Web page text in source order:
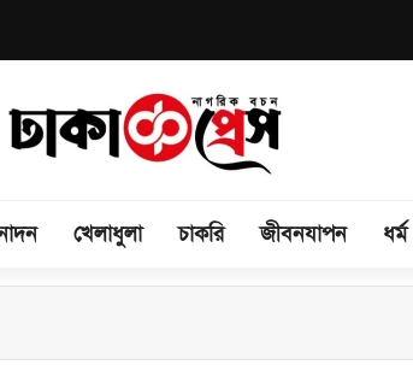
খেলাধুলা চাকরি জীবনযাপন ধর্ম